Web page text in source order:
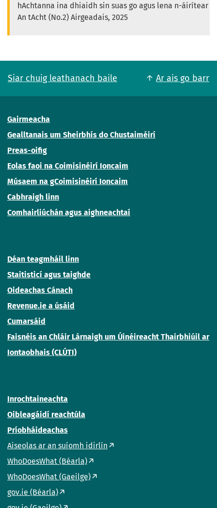
hAchtanna ina dhiaidh sin suas go agus lena n-áirítear
An tAcht (No.2) Airgeadais, 2025
Siar chuig leathanach baile Ar ais go barr
Gairmeacha
Gealltanais um Sheirbhís do Chustaiméirí
Preas-oifig
Eolas faoi na Coimisinéirí Ioncaim
Músaem na gCoimisinéirí Ioncaim
Cabhraigh linn
Comhairliúchán agus aighneachtaí
Déan teagmháil linn
Staitisticí agus taighde
Oideachas Cánach
Revenue.ie a úsáid
Cumarsáid
Faisnéis an Chláir Lárnaigh um Úinéireacht Thairbhiúil ar
Iontaobhais (CLÚTI)
Inrochtaineachta
Oibleagáidí reachtúla
Príobháideachas
Aiseolas ar an suíomh idirlín
WhoDoesWhat (Béarla)
WhoDoesWhat (Gaeilge)
gov.ie (Béarla)